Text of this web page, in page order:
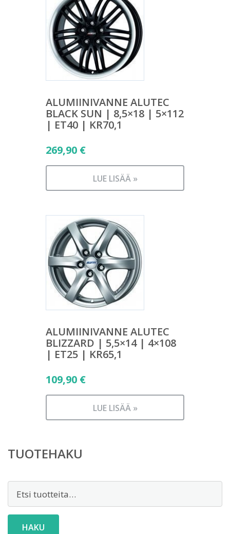
ALUMIINIVANNE ALUTEC
BLACK SUN | 8,5×18 | 5×112
| ET40 | KR70,1
269,90 €
LUE LISÄÄ »
ALUMIINIVANNE ALUTEC
BLIZZARD | 5,5×14 | 4×108
| ET25 | KR65,1
109,90 €
LUE LISÄÄ »
TUOTEHAKU
HAKU